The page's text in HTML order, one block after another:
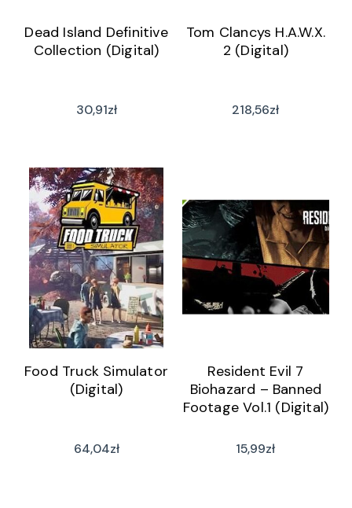
Dead Island Definitive
Collection (Digital)
30,91zł
Tom Clancys H.A.W.X.
2 (Digital)
218,56zł
Food Truck Simulator
(Digital)
64,04zł
Resident Evil 7
Biohazard – Banned
Footage Vol.1 (Digital)
15,99zł